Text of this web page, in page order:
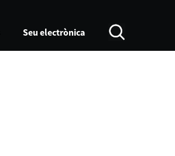
Seu electrònica